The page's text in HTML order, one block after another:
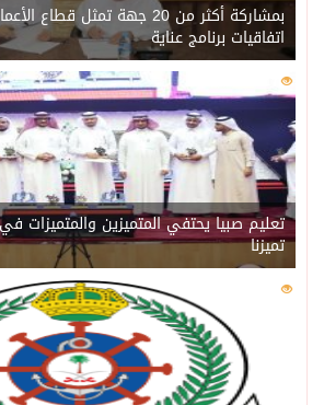
بمشاركة أكثر من 20 جهة تمثل
اتفاقيات برنامج عناية
217
تعليم صبيا يحتفي المتميزين والمتميزات
تميزنا
211